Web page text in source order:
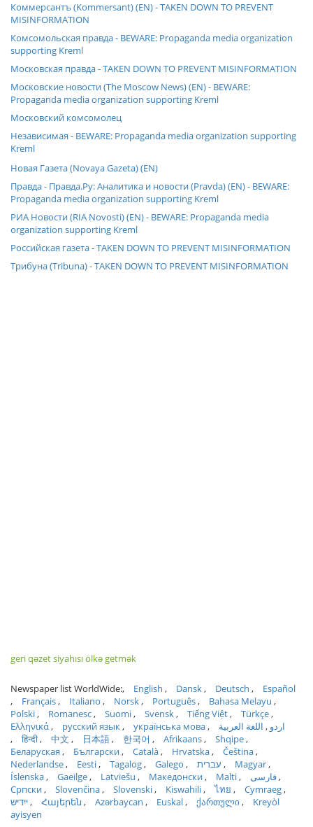
Коммерсантъ (Kommersant) (EN) - TAKEN DOWN TO PREVENT
MISINFORMATION
Комсомольская правда - BEWARE: Propaganda media organization
supporting Kreml
Московская правда - TAKEN DOWN TO PREVENT MISINFORMATION
Московские новости (The Moscow News) (EN) - BEWARE:
Propaganda media organization supporting Kreml
Московский комсомолец
Независимая - BEWARE: Propaganda media organization supporting
Kreml
Новая Газета (Novaya Gazeta) (EN)
Правда - Правда.Ру: Аналитика и новости (Pravda) (EN) - BEWARE:
Propaganda media organization supporting Kreml
РИА Новости (RIA Novosti) (EN) - BEWARE: Propaganda media
organization supporting Kreml
Российская газета - TAKEN DOWN TO PREVENT MISINFORMATION
Трибуна (Tribuna) - TAKEN DOWN TO PREVENT MISINFORMATION
geri qəzet siyahısı ölkə getmək
Newspaper list WorldWide: English Dansk Deutsch
Español
Français
Italiano Norsk Português
Bahasa Melayu
Polski
Romanesc Suomi Svensk Tiếng Việt
Türkçe
Ελληνικά
русский язык українська мова اردو
اللغة العربية
हिन्दी
中文 日本語 한국어 Afrikaans
Shqipe
Беларуская
Български Català Hrvatska
Čeština
Nederlandse
Eesti Tagalog Galego עברית
Magyar
Íslenska
Gaeilge Latviešu Македонски Malti
فارسی
Српски
Slovenčina Slovenski Kiswahili ไทย
Cymraeg
ייִדיש
Հայերեն Azərbaycan Euskal ქართული
Kreyòl
ayisyen